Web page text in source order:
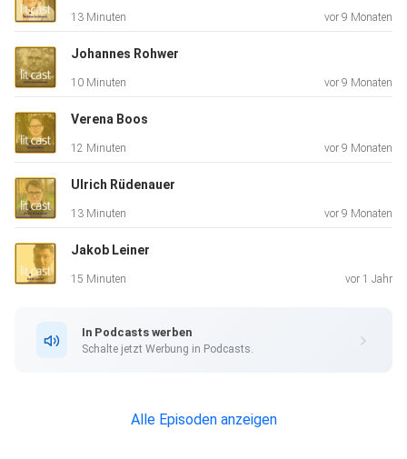
13 Minuten vor 9 Monaten
Johannes Rohwer
10 Minuten vor 9 Monaten
Verena Boos
12 Minuten vor 9 Monaten
Ulrich Rüdenauer
13 Minuten vor 9 Monaten
Jakob Leiner
15 Minuten vor 1 Jahr
In Podcasts werben
Schalte jetzt Werbung in Podcasts.
Alle Episoden anzeigen